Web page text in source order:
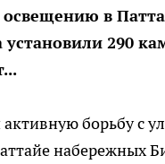
в
290
активную борьбу
набережных